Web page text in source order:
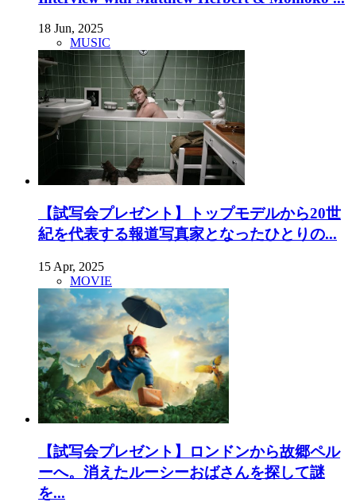
18 Jun, 2025
MUSIC
【試写会プレゼント】トップモデルから20世
紀を代表する報道写真家となったひとりの...
15 Apr, 2025
MOVIE
【試写会プレゼント】ロンドンから故郷ペル
ーへ。消えたルーシーおばさんを探して謎
を...